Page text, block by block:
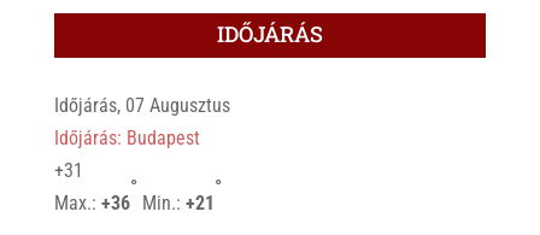
IDŐJÁRÁS
Időjárás, 07 Augusztus
Időjárás: Budapest
+31
Max.: +36
°
Min.: +21
°